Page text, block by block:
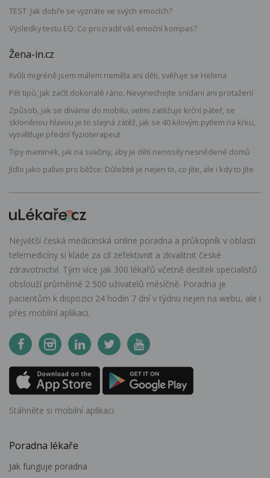
TEST: Jak dobře se vyznáte ve svých emocích?
Výsledky testu EQ: Co prozradil váš emoční kompas?
Žena-in.cz
Kvůli migréně jsem málem neměla ani děti, svěřuje se Helena
Pět tipů, jak začít dokonalé ráno. Nevynechejte snídani ani protažení
Způsob, jak se díváme do mobilu, velmi zatěžuje krční páteř, se
skloněnou hlavou je to stejná zátěž, jak se 40 kilovým pytlem na krku,
vysvětluje přední fyzioterapeut
Tipy maminek, jak na svačiny, aby je děti nenosily nesnědené domů
Jídlo jako palivo pro běžce: Důležité je nejen to, co jíte, ale i kdy to jíte
Největší česká medicínská online poradna a průkopník v oblasti
telemedicíny si klade za cíl zefektivnit a zkvalitnit české
zdravotnictví. Tým více jak 300 lékařů včetně desítek specialistů
obslouží průměrně 2 500 uživatelů měsíčně. Poradna je
pacientům k dispozici 24 hodin 7 dní v týdnu nejen na webu, ale i
přes mobilní aplikaci.
Stáhněte si mobilní aplikaci
Poradna lékaře
Jak funguje poradna